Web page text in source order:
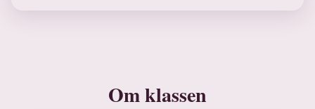
Om klassen